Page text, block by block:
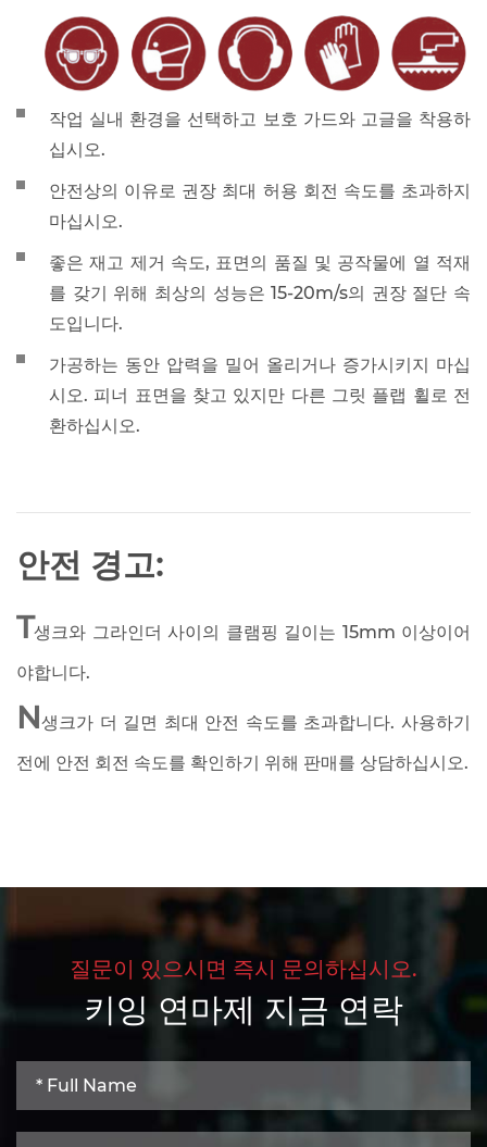
작업 실내 환경을 선택하고 보호 가드와 고글을 착용하
십시오.
안전상의 이유로 권장 최대 허용 회전 속도를 초과하지
마십시오.
좋은 재고 제거 속도, 표면의 품질 및 공작물에 열 적재
를 갖기 위해 최상의 성능은 15-20m/s의 권장 절단 속
도입니다.
가공하는 동안 압력을 밀어 올리거나 증가시키지 마십
시오. 피너 표면을 찾고 있지만 다른 그릿 플랩 휠로 전
환하십시오.
안전 경고:
T생크와 그라인더 사이의 클램핑 길이는 15mm 이상이어
야합니다.
N생크가 더 길면 최대 안전 속도를 초과합니다. 사용하기
전에 안전 회전 속도를 확인하기 위해 판매를 상담하십시오.
질문이 있으시면 즉시 문의하십시오.
키잉 연마제 지금 연락